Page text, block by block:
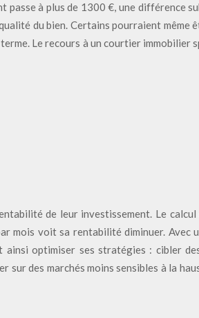
passe à plus de 1300 €, une
du bien. Certains pourraient
Le recours à un courtier immobilier
de leur investissement. Le
mois voit sa rentabilité diminuer.
optimiser ses stratégies : cibler
des marchés moins sensibles à la